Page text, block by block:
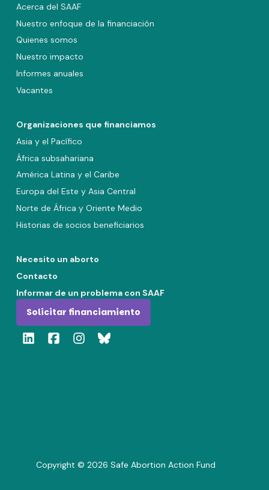
Acerca del SAAF
Nuestro enfoque de la financiación
Quienes somos
Nuestro impacto
Informes anuales
Vacantes
Organizaciones que financiamos
Asia y el Pacífico
África subsahariana
América Latina y el Caribe
Europa del Este y Asia Central
Norte de África y Oriente Medio
Historias de socios beneficiarios
Necesito un aborto
Contacto
Informar de un problema con SAAF
Solicitar financiamiento
Copyright ©2026 Safe Abortion Action Fund